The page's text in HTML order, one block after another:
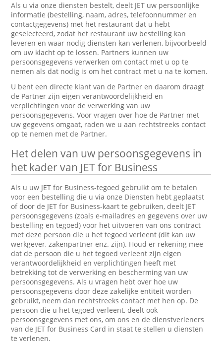
Als u via onze diensten bestelt, deelt JET uw persoonlijke
informatie (bestelling, naam, adres, telefoonnummer en
contactgegevens) met het restaurant dat u hebt
geselecteerd, zodat het restaurant uw bestelling kan
leveren en waar nodig diensten kan verlenen, bijvoorbeeld
om uw klacht op te lossen. Partners kunnen uw
persoonsgegevens verwerken om contact met u op te
nemen als dat nodig is om het contract met u na te komen.
U bent een directe klant van de Partner en daarom draagt
de Partner zijn eigen verantwoordelijkheid en
verplichtingen voor de verwerking van uw
persoonsgegevens. Voor vragen over hoe de Partner met
uw gegevens omgaat, raden we u aan rechtstreeks contact
op te nemen met de Partner.
Het delen van uw persoonsgegevens in
het kader van JET for Business
Als u uw JET for Business-tegoed gebruikt om te betalen
voor een bestelling die u via onze Diensten hebt geplaatst
of door de JET for Business-kaart te gebruiken, deelt JET
persoonsgegevens (zoals e-mailadres en gegevens over uw
bestelling en tegoed) voor het uitvoeren van ons contract
met deze persoon die u het tegoed verleent (dit kan uw
werkgever, zakenpartner enz. zijn). Houd er rekening mee
dat de persoon die u het tegoed verleent zijn eigen
verantwoordelijkheid en verplichtingen heeft met
betrekking tot de verwerking en bescherming van uw
persoonsgegevens. Als u vragen hebt over hoe uw
persoonsgegevens door deze zakelijke entiteit worden
gebruikt, neem dan rechtstreeks contact met hen op. De
persoon die u het tegoed verleent, deelt ook
persoonsgegevens met ons, om ons en de dienstverleners
van de JET for Business Card in staat te stellen u diensten
te verlenen.